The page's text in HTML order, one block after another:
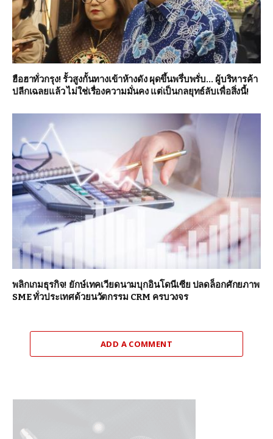
ฮือฮาทั่วกรุง! รั้วสูงกั้นทางเข้าห้างดัง ผุดขึ้นพรึ่บพรั่บ… ผู้บริหารค้า
ปลีกเฉลยแล้ว ไม่ใช่เรื่องความมั่นคง แต่เป็นกลยุทธ์ลับเพื่อสิ่งนี้!
พลิกเกมธุรกิจ! ยักษ์เทคเวียดนามบุกอินโดนีเซีย ปลดล็อกศักยภาพ
SME ทั่วประเทศด้วยนวัตกรรม CRM ครบวงจร
ADD A COMMENT